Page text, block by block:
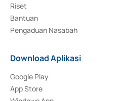
Riset
Bantuan
Pengaduan Nasabah
Download Aplikasi
Google Play
App Store